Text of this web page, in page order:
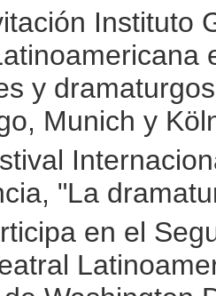
Instituto
y
Munich y
"La
en el